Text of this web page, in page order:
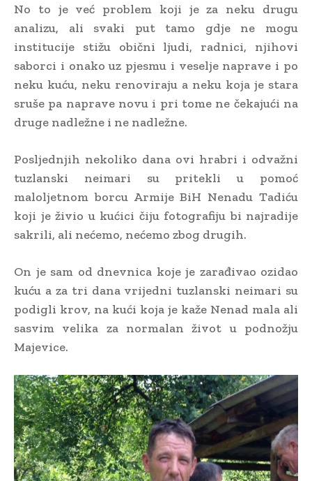
No to je već problem koji je za neku drugu
analizu, ali svaki put tamo gdje ne mogu
institucije stižu obični ljudi, radnici, njihovi
saborci i onako uz pjesmu i veselje naprave i po
neku kuću, neku renoviraju a neku koja je stara
sruše pa naprave novu i pri tome ne čekajući na
druge nadležne i ne nadležne.
Posljednjih nekoliko dana ovi hrabri i odvažni
tuzlanski neimari su pritekli u pomoć
maloljetnom borcu Armije BiH Nenadu Tadiću
koji je živio u kućici čiju fotografiju bi najradije
sakrili, ali nećemo, nećemo zbog drugih.
On je sam od dnevnica koje je zarađivao ozidao
kuću a za tri dana vrijedni tuzlanski neimari su
podigli krov, na kući koja je kaže Nenad mala ali
sasvim velika za normalan život u podnožju
Majevice.